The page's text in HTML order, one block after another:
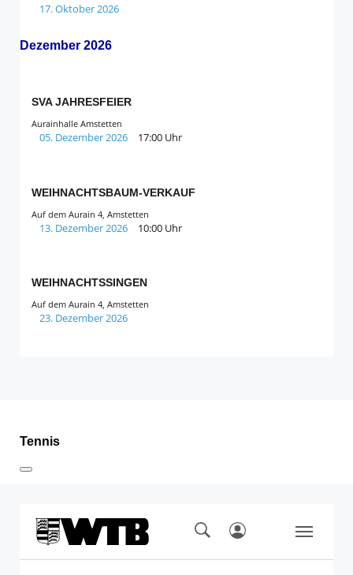
17. Oktober 2026
Dezember 2026
SVA JAHRESFEIER
Aurainhalle Amstetten
05. Dezember 2026 17:00 Uhr
WEIHNACHTSBAUM-VERKAUF
Auf dem Aurain 4, Amstetten
13. Dezember 2026 10:00 Uhr
WEIHNACHTSSINGEN
Auf dem Aurain 4, Amstetten
23. Dezember 2026
Tennis